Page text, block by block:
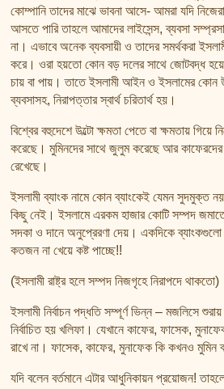
কোম্পানি তাদের মাঝে ভাবনা আসে- আমরা যদি নিজেরা
আসতে পারি তাহলে আমাদের লাইসেন্স, ব্যবসা
না। এভাবে অনেক ব্যবসায়ী ও তাদের সমর্থকরা
করে। ওরা হয়তো কোন বড় দলের সাথে জোটবদ্ধ হয়ে
চায় বা পায়। তাতে ইসলামী আইন ও ইসলামের কোন
ব্যবসাসহ, নিরাপত্তার স্বার্থ চরিতার্থ হয়।
বিশ্বের বহুদেশে উল্টো ক্ষমতা পেতে বা ক্ষমতায়
করেছে। মুমিনদের সাথে জুলুম করেছে আর কাফেরদের
রেখেছে।
ইসলামী ব্যাংক নামে কোন ব্যাংকেই যেমন সুদমুক্ত
কিছু নেই। ইসলামে এরকম হাজার কোটি সম্পদ
সদকা ও দানে অনুপ্রেরণা দেয়। একদিকে
কতজন না খেয়ে কষ্ট পাচ্ছে!!
(ইসলামী রাষ্ট্র হলে সম্পদ নিজগৃহে নিরাপদে থাকতো)
ইসলামী নির্বাচন পদ্ধতি সম্পূর্ণ ভিন্ন – মজলিসে
নির্বাচিত হয় খলিফা। যেখানে কাফের, ফাসেক,
রাখে না। ফাসেক, কাফের, মুনাফেক কি কখনও মুমিন
যদি বলেন বর্তমানে এটার আধুনিকায়ন প্রয়োজন!